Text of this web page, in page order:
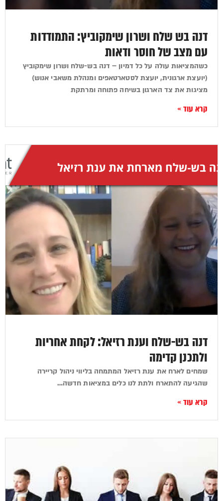
דנה בש שלח ושרון שימקוביץ: התמודדות
עם מצב של חוסר ודאות
כשהמציאות עולה על כל דמיון – דנה בש-שלח ושרון שימקוביץ
(יועצת ארגונית, יועצת לסטארטאפים ומנהלת משאבי אנוש)
מציגות את צד הארגון בשיחה פתוחה ומרתקת
קרא עוד »
דנה בש-שלח וענת רזיאל: לקחת אחריות
ולתכנן קדימה
שמחים לארח את ענת רזיאל המתמחה בליווי ניהול קריירה
שהגיעה להתארח ולתת לנו כלים במציאות חדשה…
קרא עוד »